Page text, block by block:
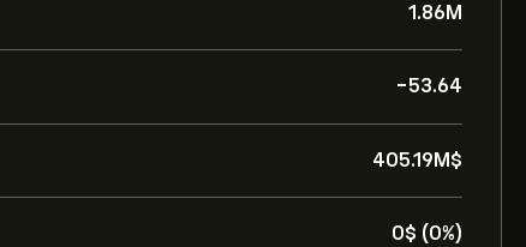
1.86M
-53.64
405.19M‎$‎
0‎$‎ (0%)